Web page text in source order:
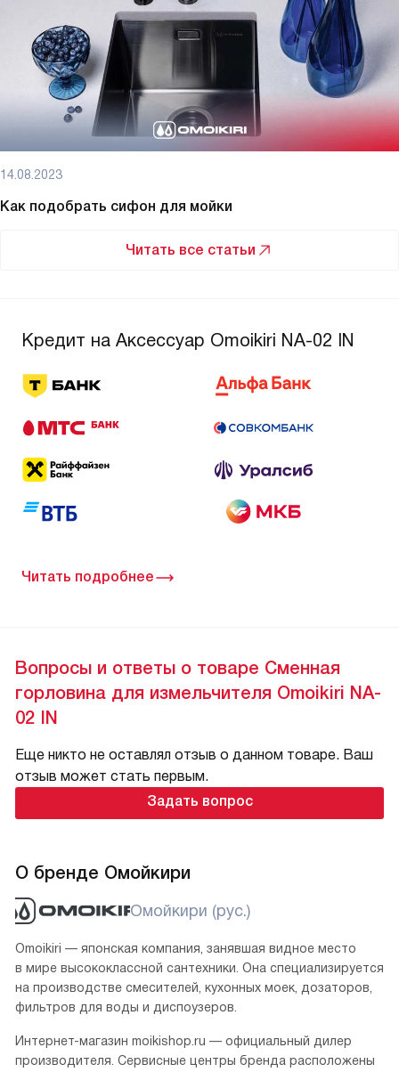
14.08.2023
Как подобрать сифон для мойки
Читать все статьи
Кредит на Аксессуар Omoikiri NA-02 IN
Читать подробнее
Вопросы и ответы о товаре Сменная
горловина для измельчителя Omoikiri NA-
02 IN
Еще никто не оставлял отзыв о данном товаре. Ваш
отзыв может стать первым.
Задать вопрос
О бренде Омойкири
Омойкири (рус.)
Omoikiri — японская компания, занявшая видное место
в мире высококлассной сантехники. Она специализируется
на производстве смесителей, кухонных моек, дозаторов,
фильтров для воды и диспоузеров.
Интернет-магазин moikishop.ru — официальный дилер
производителя. Сервисные центры бренда расположены